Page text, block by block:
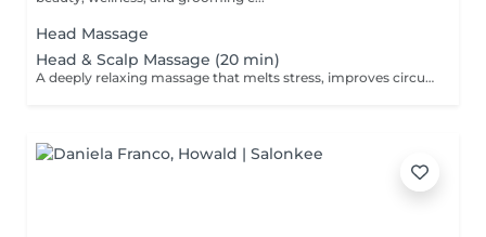
Head Massage
Head & Scalp Massage (20 min)
A deeply relaxing massage that melts stress, improves circulation, and leaves you recharged and focused. Indulge in luxury, even on your lunch break. Quick, effective treatments designed to refresh your face, mind, and mood all within 30 to 60 minutes. Ideal for: Professionals, busy moms, and anyone seeking a touch of luxury between meetings. Available weekdays from 11:30 to 14:30